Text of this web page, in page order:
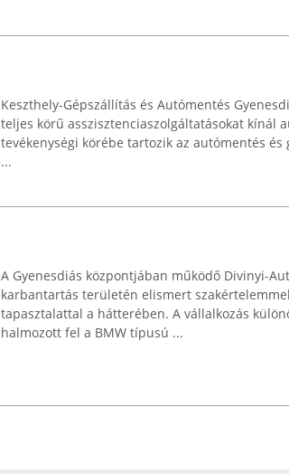
Keszthely-Gépszállítás és Autómentés
teljes körű asszisztenciaszolgáltatásokat kínál
tevékenységi körébe tartozik az autómentés
...
A Gyenesdiás központjában működő Divinyi-
karbantartás területén elismert
tapasztalattal a hátterében. A vállalkozás
halmozott fel a BMW típusú ...